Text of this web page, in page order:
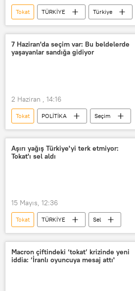
Tokat TÜRKİYE
Türkiye
Diyarbakır
Seçim
Sandık
YSK
Yüksek Seçim Kurulu (YSK)
7 Haziran'da seçim var: Bu beldelerde
yaşayanlar sandığa gidiyor
2 Haziran , 14:16
Tokat POLİTİKA
Seçim
AK Parti
Cumhuriyet Halk Partisi (CHP)
Gümüşhane
Aşırı yağış Türkiye'yi terk etmiyor:
Tokat'ı sel aldı
15 Mayıs, 12:36
Tokat TÜRKİYE
Sel
Sel felaketi
Sağanak
Sağanak yağış uyarısı
Macron çiftindeki ‘tokat’ krizinde yeni
iddia: ‘İranlı oyuncuya mesaj attı'